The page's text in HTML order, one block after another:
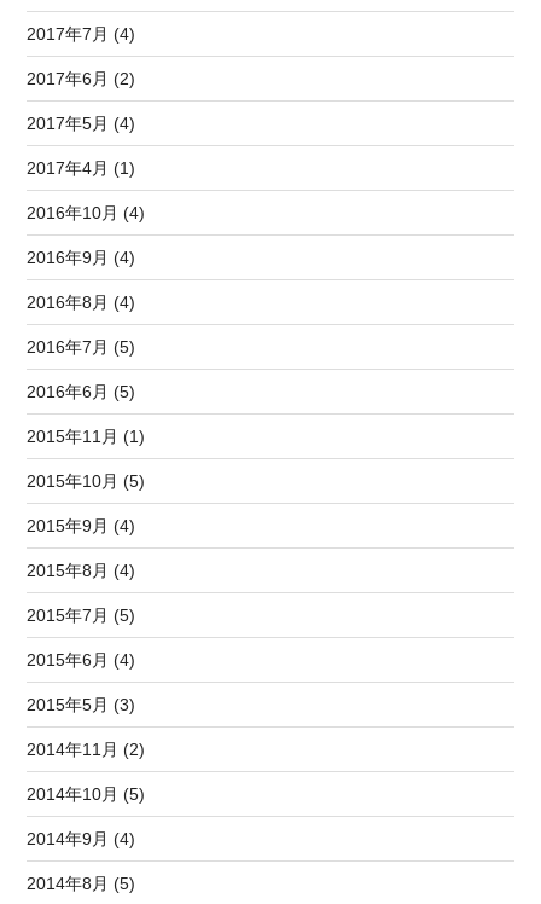
2017年7月 (4)
2017年6月 (2)
2017年5月 (4)
2017年4月 (1)
2016年10月 (4)
2016年9月 (4)
2016年8月 (4)
2016年7月 (5)
2016年6月 (5)
2015年11月 (1)
2015年10月 (5)
2015年9月 (4)
2015年8月 (4)
2015年7月 (5)
2015年6月 (4)
2015年5月 (3)
2014年11月 (2)
2014年10月 (5)
2014年9月 (4)
2014年8月 (5)